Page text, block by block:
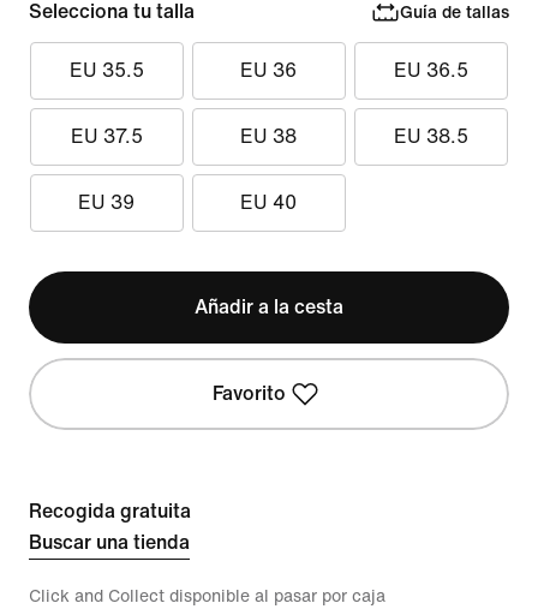
Selecciona tu talla Guía de tallas
EU 35.5 EU 36 EU 36.5
EU 37.5 EU 38 EU 38.5
EU 39 EU 40
Añadir a la cesta
Favorito
Recogida gratuita
Buscar una tienda
Click and Collect disponible al pasar por caja